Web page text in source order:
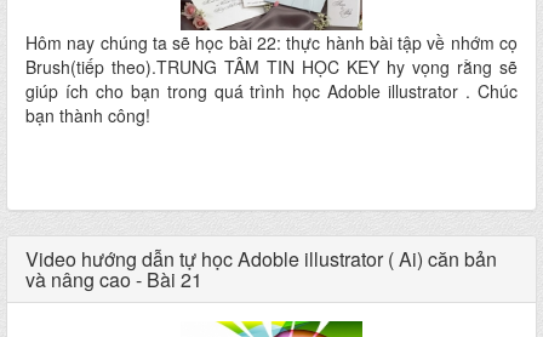
Hôm nay chúng ta sẽ học bài 22: thực hành bài tập về nhớm cọ
Brush(tiếp theo).TRUNG TÂM TIN HỌC KEY hy vọng rằng sẽ
giúp ích cho bạn trong quá trình học Adoble illustrator . Chúc
bạn thành công!
Video hướng dẫn tự học Adoble illustrator ( Ai) căn bản
và nâng cao - Bài 21